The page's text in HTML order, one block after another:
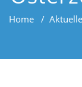
Home /